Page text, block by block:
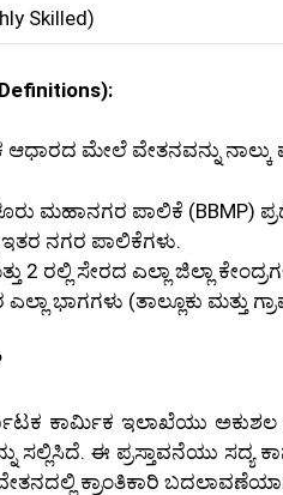
Skilled)
ಮೇಲೆ ವೇತನವನ್ನು
ಮಹಾನಗರ ಪಾಲಿಕೆ (BBMP)
ಇತರ ನಗರ ಪಾಲಿಕೆಗಳು.
2 ರಲ್ಲಿ ಸೇರದ ಎಲ್ಲಾ ಜಿಲ್ಲಾ
ಭಾಗಗಳು (ತಾಲ್ಲೂಕು ಮತ್ತು
ಕಾರ್ಮಿಕ ಇಲಾಖೆಯು ಅಕುಶಲ
ಸಲ್ಲಿಸಿದೆ. ಈ ಪ್ರಸ್ತಾವನೆಯು ಸದ್ಯ
ಕ್ರಾಂತಿಕಾರಿ